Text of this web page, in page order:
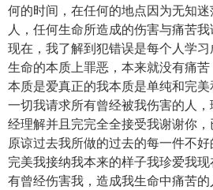
何的时间，在任何的地点因为无知
人，任何生命所造成的伤害与痛苦
现在，我了解到犯错误是每个人学
生命的本质上罪恶，本来就没有痛
本质是爱真正的我本质是单纯和完
一切我请求所有曾经被我伤害的人
经理解并且完完全全接受我谢谢你
原谅过去我所做的过去的每一件不
完美我接纳我本来的样子我珍爱我
有曾经伤害我，造成我生命中痛苦